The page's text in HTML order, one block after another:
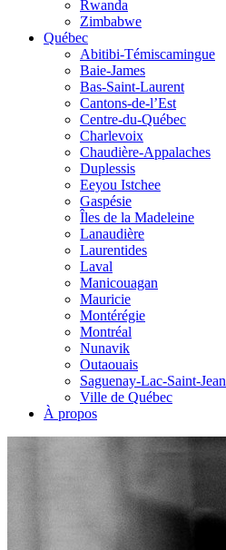
Rwanda
Zimbabwe
Québec
Abitibi-Témiscamingue
Baie-James
Bas-Saint-Laurent
Cantons-de-l’Est
Centre-du-Québec
Charlevoix
Chaudière-Appalaches
Duplessis
Eeyou Istchee
Gaspésie
Îles de la Madeleine
Lanaudière
Laurentides
Laval
Manicouagan
Mauricie
Montérégie
Montréal
Nunavik
Outaouais
Saguenay-Lac-Saint-Jean
Ville de Québec
À propos